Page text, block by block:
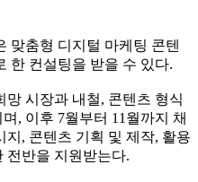
맞춤형 디지털 마케팅 콘텐
한 컨설팅을 받을 수 있다.
시장과 내철, 콘텐츠 형식
, 이후 7월부터 11월까지 채
지, 콘텐츠 기획 및 제작, 활용
전반을 지원받는다.